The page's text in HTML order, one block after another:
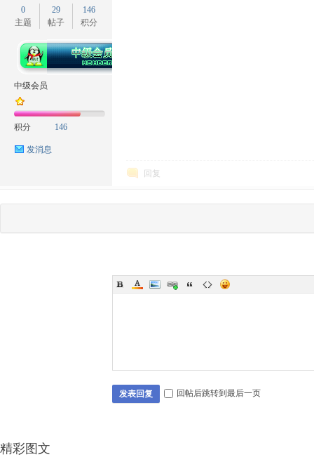
0
主题
29
帖子
146
积分
中级会员
积分 146
发消息
回复
发表回复 回帖后跳转到最后一页
精彩图文